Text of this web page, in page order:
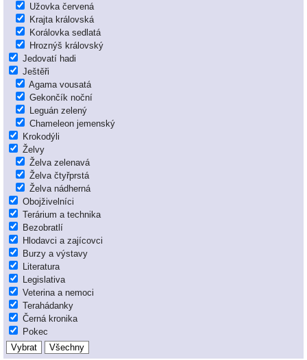
Užovka červená
Krajta královská
Korálovka sedlatá
Hroznýš královský
Jedovatí hadi
Ještěři
Agama vousatá
Gekončík noční
Leguán zelený
Chameleon jemenský
Krokodýli
Želvy
Želva zelenavá
Želva čtyřprstá
Želva nádherná
Obojživelníci
Terárium a technika
Bezobratlí
Hlodavci a zajícovci
Burzy a výstavy
Literatura
Legislativa
Veterina a nemoci
Terahádanky
Černá kronika
Pokec